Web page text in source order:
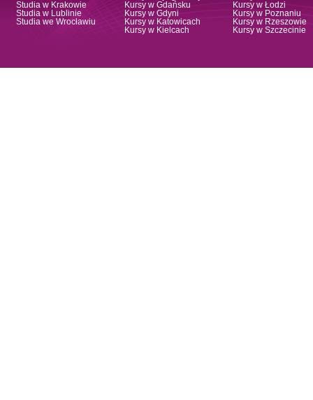
Studia w Krakowie
Studia w Lublinie
Studia we Wrocławiu
Kursy w Gdańsku
Kursy w Gdyni
Kursy w Katowicach
Kursy w Kielcach
Kursy w Łodzi
Kursy w Poznaniu
Kursy w Rzeszowie
Kursy w Szczecinie